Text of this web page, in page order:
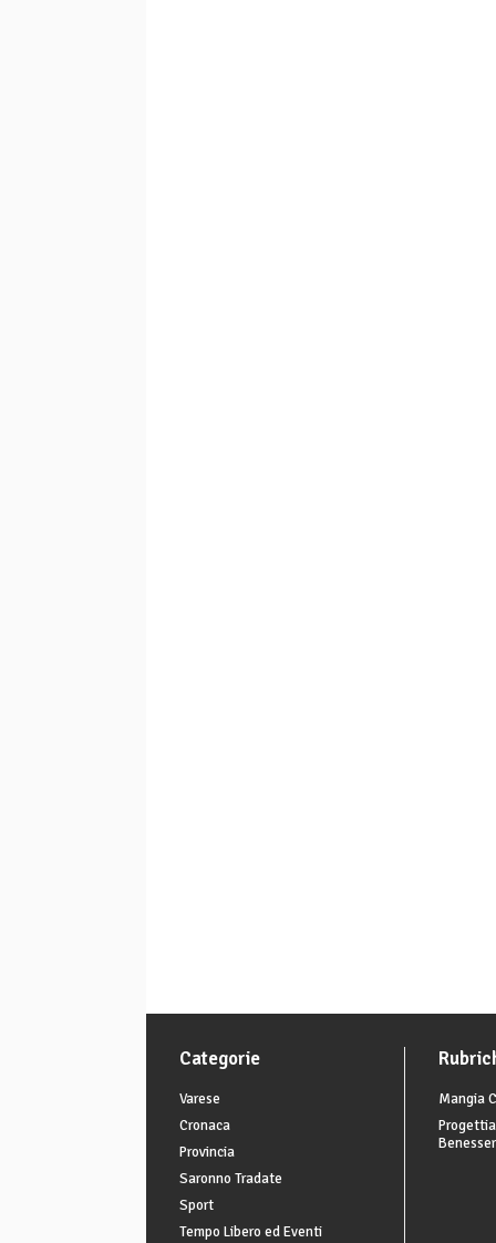
Categorie
Varese
Cronaca
Provincia
Saronno Tradate
Sport
Tempo Libero ed Eventi
Mangia